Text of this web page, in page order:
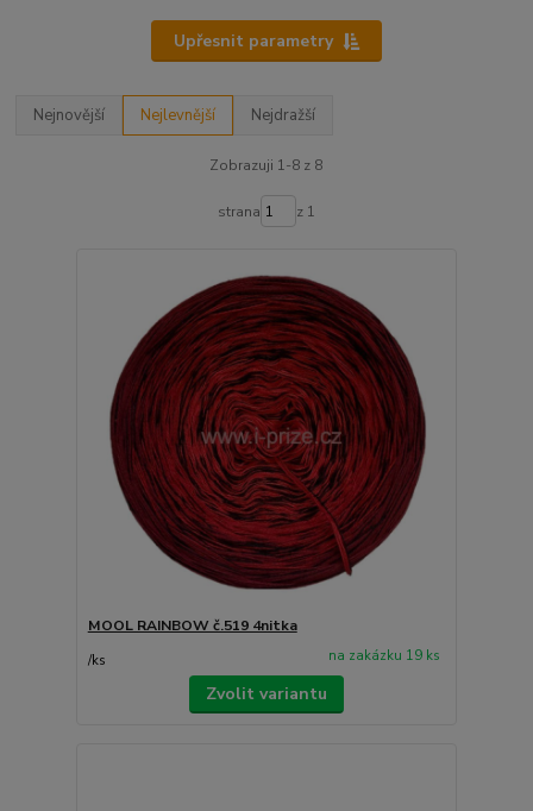
Upřesnit parametry
Nejnovější Nejlevnější Nejdražší
Zobrazuji 1-8 z 8
strana z 1
MOOL RAINBOW č.519 4nitka
/ks na zakázku 19 ks
Zvolit variantu